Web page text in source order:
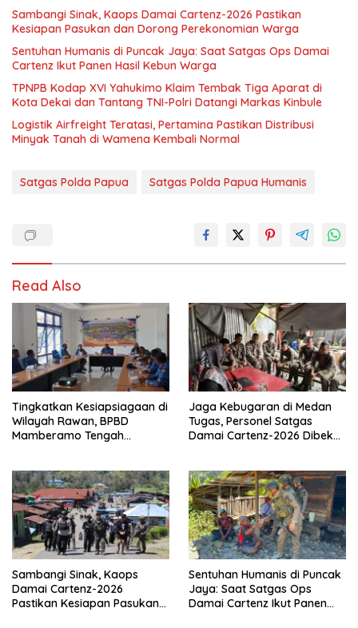
Sambangi Sinak, Kaops Damai Cartenz-2026 Pastikan
Kesiapan Pasukan dan Dorong Perekonomian Warga
Sentuhan Humanis di Puncak Jaya: Saat Satgas Ops Damai
Cartenz Ikut Panen Hasil Kebun Warga
TPNPB Kodap XVI Yahukimo Klaim Tembak Tiga Aparat di
Kota Dekai dan Tantang TNI-Polri Datangi Markas Kinbule
Logistik Airfreight Teratasi, Pertamina Pastikan Distribusi
Minyak Tanah di Wamena Kembali Normal
Satgas Polda Papua Satgas Polda Papua Humanis
Read Also
Tingkatkan Kesiapsiagaan di
Wilayah Rawan, BPBD
Mamberamo Tengah
Jaga Kebugaran di Medan
Tugas, Personel Satgas
Damai Cartenz-2026 Dibekali
Sambangi Sinak, Kaops
Damai Cartenz-2026
Pastikan Kesiapan Pasukan
Sentuhan Humanis di Puncak
Jaya: Saat Satgas Ops
Damai Cartenz Ikut Panen